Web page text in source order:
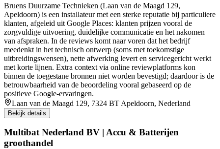
Bruens Duurzame Technieken (Laan van de Maagd 129,
Apeldoorn) is een installateur met een sterke reputatie bij particuliere
klanten, afgeleid uit Google Places: klanten prijzen vooral de
zorgvuldige uitvoering, duidelijke communicatie en het nakomen
van afspraken. In de reviews komt naar voren dat het bedrijf
meedenkt in het technisch ontwerp (soms met toekomstige
uitbreidingswensen), nette afwerking levert en servicegericht werkt
met korte lijnen. Extra context via online reviewplatforms kon
binnen de toegestane bronnen niet worden bevestigd; daardoor is de
betrouwbaarheid van de beoordeling vooral gebaseerd op de
positieve Google-ervaringen.
Laan van de Maagd 129, 7324 BT Apeldoorn, Nederland
Bekijk details
Multibat Nederland BV | Accu & Batterijen
groothandel